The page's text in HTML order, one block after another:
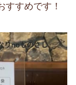
すすめです！